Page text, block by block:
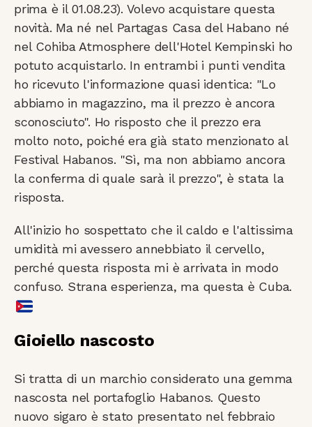
prima è il 01.08.23). Volevo acquistare questa
novità. Ma né nel Partagas Casa del Habano né
nel Cohiba Atmosphere dell'Hotel Kempinski ho
potuto acquistarlo. In entrambi i punti vendita
ho ricevuto l'informazione quasi identica: "Lo
abbiamo in magazzino, ma il prezzo è ancora
sconosciuto". Ho risposto che il prezzo era
molto noto, poiché era già stato menzionato al
Festival Habanos. "Sì, ma non abbiamo ancora
la conferma di quale sarà il prezzo", è stata la
risposta.
All'inizio ho sospettato che il caldo e l'altissima
umidità mi avessero annebbiato il cervello,
perché questa risposta mi è arrivata in modo
confuso. Strana esperienza, ma questa è Cuba.
Gioiello nascosto
Si tratta di un marchio considerato una gemma
nascosta nel portafoglio Habanos. Questo
nuovo sigaro è stato presentato nel febbraio